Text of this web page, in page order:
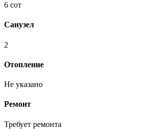
6 сот
Санузел
2
Отопление
Не указано
Ремонт
Требует ремонта